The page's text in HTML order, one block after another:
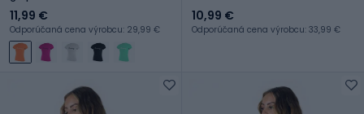
11,99 €
Odporúčaná cena výrobcu: 29,99 €
10,99 €
Odporúčaná cena výrobcu: 33,99 €